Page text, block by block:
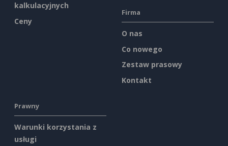
kalkulacyjnych
Ceny
Firma
O nas
Co nowego
Zestaw prasowy
Kontakt
Prawny
Warunki korzystania z
usługi